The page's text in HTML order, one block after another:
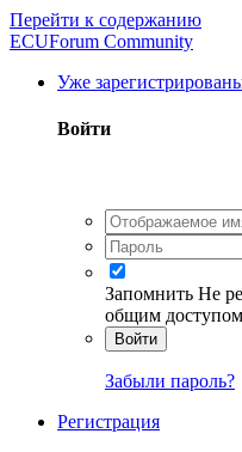
Перейти к содержанию
ECUForum Community
Уже
Войти
Запомнить Не
общим доступом
Войти
Забыли пароль?
Регистрация